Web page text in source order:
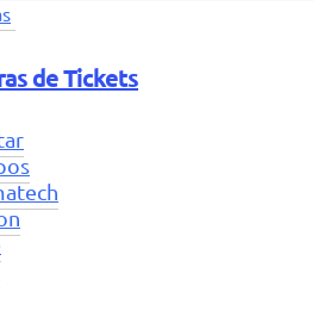
de Tickets